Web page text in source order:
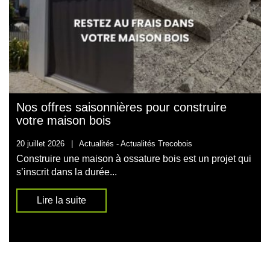
Nos offres saisonnières pour construire
votre maison bois
20 juillet 2026 Actualités - Actualités Trecobois
Construire une maison à ossature bois est un projet qui
s’inscrit dans la durée...
Lire la suite